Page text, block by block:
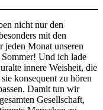
nicht nur den
mit den
jeden Monat unseren
Und ich lade
innere Weisheit, die
konsequent zu hören
Damit tun wir
Gesellschaft,